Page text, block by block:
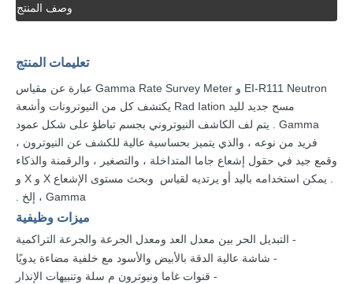
وصف المنتج
تعليمات المنتج
EI-R111 Neutron و Gamma Rate Survey Meter عبارة عن
مقياس
مسح جديد لليد Rad Iation يكتشف كل من النيوترونات وأشعة
Gamma
. يتم لف الكاشف النيوتروني بجسم تباطؤ على شكل عمود
فريد من نوعه ، والذي يتميز بحساسية عالية للكشف عن النيوترون ،
وقمع جيد في حقول إشعاع جاما المتداخلة ، والتصغير ، والرقمنة والذكاء
يمكن استخدامه باليد أو يرتديه لقياس وبحث مستوى الإشعاع X و X و
Gamma ، إلخ
ميزات وظيفية
- التبديل الحر بين معدل العد ومعدل الجرعة والجرعة التراكمية
- شاشة عالية الدقة بالأبيض والأسود مع خلفية مضاءة يدويًا
- قنوات غاما ونيوترون م سلة وتنبيهات الإنذار